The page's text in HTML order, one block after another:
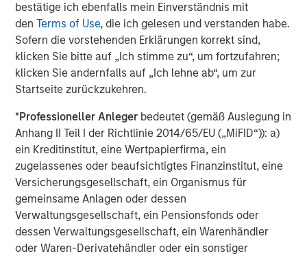
bestätige ich ebenfalls mein Einverständnis mit
denTerms of Use, die ich gelesen und verstanden habe.
Sofern die vorstehenden Erklärungen korrekt sind,
klicken Sie bitte auf „Ich stimme zu“, um fortzufahren;
klicken Sie andernfalls auf „Ich lehne ab“, um zur
Startseite zurückzukehren.
*Professioneller Anleger bedeutet (gemäß Auslegung in
Anhang II Teil I der Richtlinie 2014/65/EU („MiFID“)): a)
ein Kreditinstitut, eine Wertpapierfirma, ein
zugelassenes oder beaufsichtigtes Finanzinstitut, eine
Versicherungsgesellschaft, ein Organismus für
gemeinsame Anlagen oder dessen
Verwaltungsgesellschaft, ein Pensionsfonds oder
dessen Verwaltungsgesellschaft, ein Warenhändler
oder Waren-Derivatehändler oder ein sonstiger
securities in the Company cannot rely on having recourse
to provisions for the protection of investors in any
jurisdiction other than the provisions of the Federal
Republic of Germany.
Subject to the exceptions described in the offer
by the relevant regulators, a public tender offer will not
be made, neither directlynor indirectly, in jurisdictions
where to do so would constitute a violation of the laws of
such jurisdiction.
Kublai GmbH, Frankfurt am Main (subsequently the
“Bidder”) reserves the right, to the extent legally
permitted, to directly or indirectly acquire further shares
outside the Offer on or off the stock exchange. If such